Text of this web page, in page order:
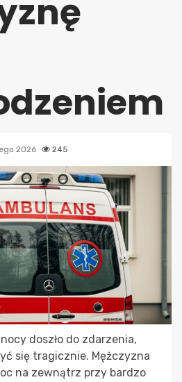
2026 245
doszło do zdarzenia,
się tragicznie. Mężczyzna
na zewnątrz przy bardzo